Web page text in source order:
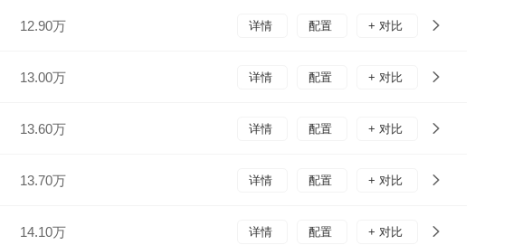
12.90万 详情 配置 + 对比
13.00万 详情 配置 + 对比
13.60万 详情 配置 + 对比
13.70万 详情 配置 + 对比
14.10万 详情 配置 + 对比